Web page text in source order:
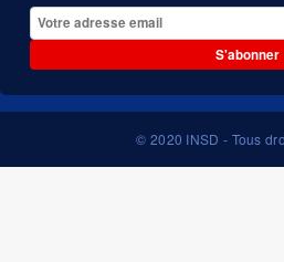
S'abonner
© 2020 INSD - Tous